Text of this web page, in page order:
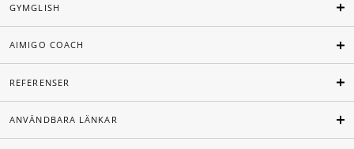
GYMGLISH
AIMIGO COACH
REFERENSER
ANVÄNDBARA LÄNKAR